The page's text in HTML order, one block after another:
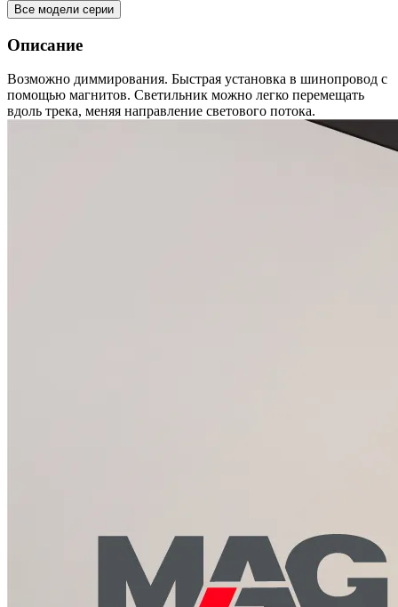
Все модели серии
Описание
Возможно диммирования. Быстрая установка в шинопровод с
помощью магнитов. Светильник можно легко перемещать
вдоль трека, меняя направление светового потока.